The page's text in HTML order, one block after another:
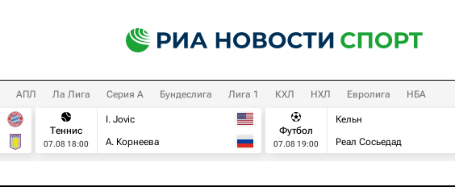
АПЛ Ла Лига Серия А Бундеслига Лига 1 КХЛ НХЛ Евролига НБА
Теннис
07.08 18:00
I. Jovic
А. Корнеева
Футбол
07.08 19:00
Кельн
Реал Сосьедад